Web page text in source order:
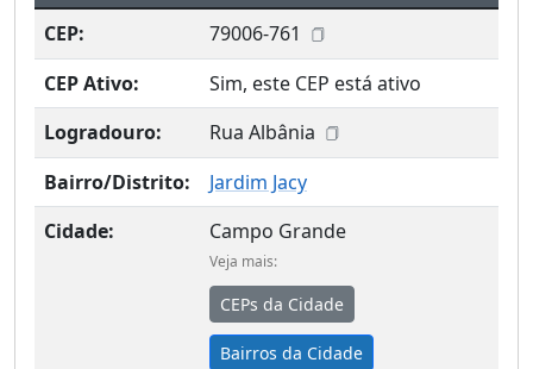
CEP:
79006-761
CEP Ativo:
Sim, este CEP está ativo
Logradouro:
Rua Albânia
Bairro/Distrito:
Jardim Jacy
Cidade:
Campo Grande
Veja mais:
CEPs da Cidade
Bairros da Cidade